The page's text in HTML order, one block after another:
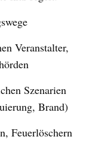
Veranstalter,
Szenarien
Brand)
Feuerlöschern